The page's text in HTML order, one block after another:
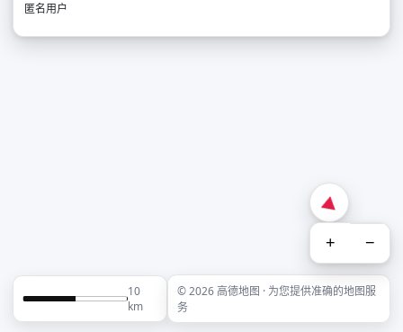
匿名用户
+ −
10
km
© 2026 高德地图 · 为您提供准确的地图服
务